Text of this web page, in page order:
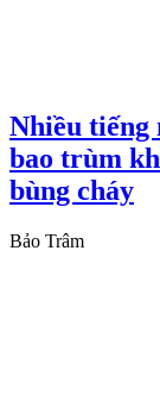
Nhiều tiếng
bao trùm
bùng cháy
Bảo Trâm